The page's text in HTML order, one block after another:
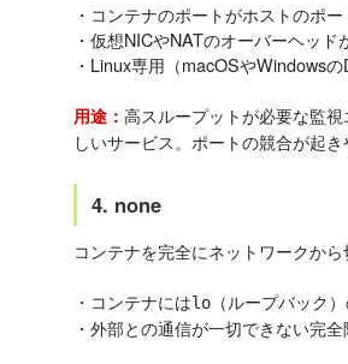
・コンテナのポートがホストのポ
・仮想NICやNATのオーバーヘッ
・Linux専用（macOSやWindowsの
用途： 高スループットが必要な監
しいサービス。ポートの競合が起き
4. none
コンテナを完全にネットワークから
・コンテナにはlo （ループバック
・外部との通信が一切できない完